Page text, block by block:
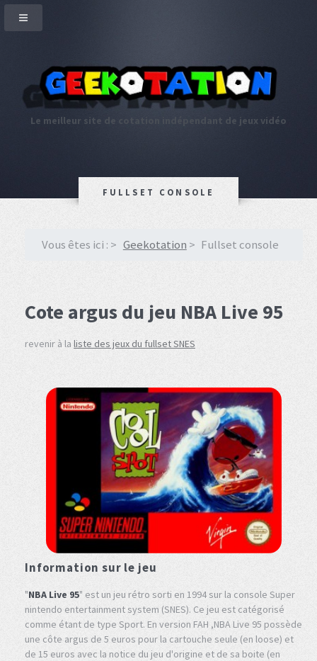
Le meilleur site de cotation indépendant de jeux vidéo
FULLSET CONSOLE
Vous êtes ici : Geekotation Fullset console
Cote argus du jeu NBA Live 95
revenir à la liste des jeux du fullset SNES
Information sur le jeu
"NBA Live 95" est un jeu rétro sorti en 1994 sur la console Super
nintendo entertainment system (SNES). Ce jeu est catégorisé
comme étant de type Sport. En version FAH ,NBA Live 95 possède
une côte argus de 5 euros pour la cartouche seule (en loose) et
de 15 euros avec la notice du jeu d'origine et de sa boite (en